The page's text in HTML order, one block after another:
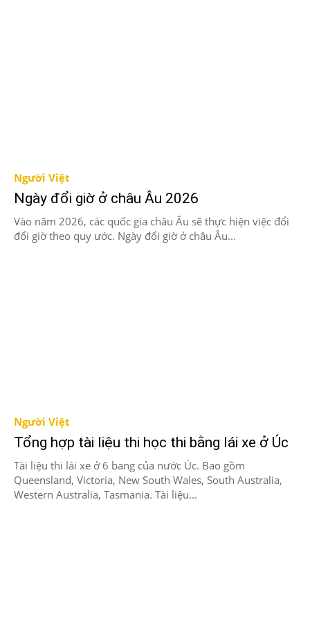
Người Việt
Ngày đổi giờ ở châu Âu 2026
Vào năm 2026, các quốc gia châu Âu sẽ thực hiện việc đổi
đổi giờ theo quy ước. Ngày đổi giờ ở châu Âu...
Người Việt
Tổng hợp tài liệu thi học thi bằng lái xe ở Úc
Tài liệu thi lái xe ở 6 bang của nước Úc. Bao gồm
Queensland, Victoria, New South Wales, South Australia,
Western Australia, Tasmania. Tài liệu...